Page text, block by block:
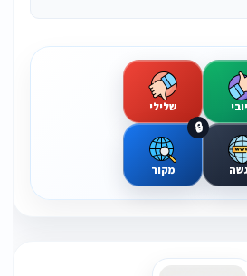
שלילי
מקור
🔒